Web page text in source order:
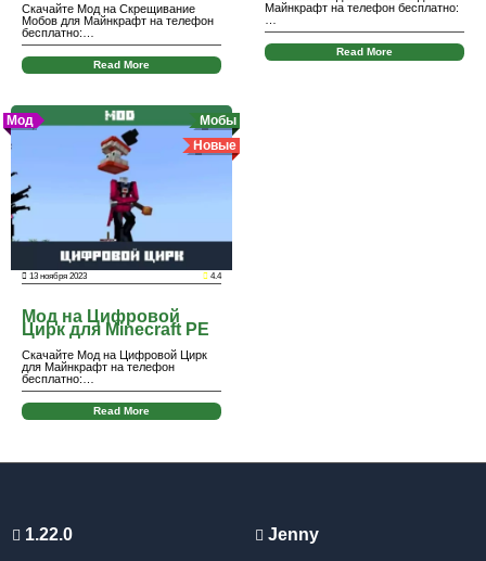
Скачайте Мод на Скрещивание
Мобов для Майнкрафт на телефон
бесплатно:…
Read More
Майнкрафт на телефон бесплатно:
Read More
Мод
Мобы
Новые
13 ноября 2023 4.4
Мод на Цифровой
Цирк для Minecraft PE
Скачайте Мод на Цифровой Цирк
для Майнкрафт на телефон
бесплатно:…
Read More
1.22.0 Jenny